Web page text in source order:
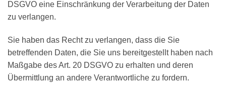
DSGVO eine Einschränkung der Verarbeitung der Daten
zu verlangen.
Sie haben das Recht zu verlangen, dass die Sie
betreffenden Daten, die Sie uns bereitgestellt haben nach
Maßgabe des Art. 20 DSGVO zu erhalten und deren
Übermittlung an andere Verantwortliche zu fordern.